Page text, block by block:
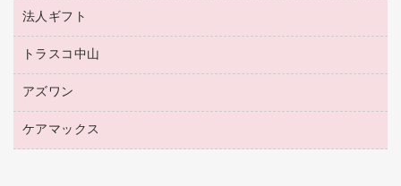
パイプ式ファイル
その他ファイル
クリヤーホルダー
クリヤーブック（差替式）
クリヤーブック（固定式）
ボールペン（油性）
ボールペン（ゲルインク）
シャープペンシル用替芯
針なしステープラー
紙めくり
裁断機
陳列什器
紙手提げ袋
レジ・ポリ袋
ディスプレイ用品
カウンター／お会計用品
東急ハンズ
法人ギフト
高島屋
カウネットギフト
高島屋（食品・飲料）
カウネットギフト（食品・飲料）
トラスコ中山
建築・作業用品
アズワン
医療・介護用品（食品・飲料・食添製品）
ケアマックス